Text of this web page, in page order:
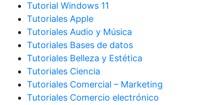
Tutorial Windows 11
Tutoriales Apple
Tutoriales Audio y Música
Tutoriales Bases de datos
Tutoriales Belleza y Estética
Tutoriales Ciencia
Tutoriales Comercial – Marketing
Tutoriales Comercio electrónico